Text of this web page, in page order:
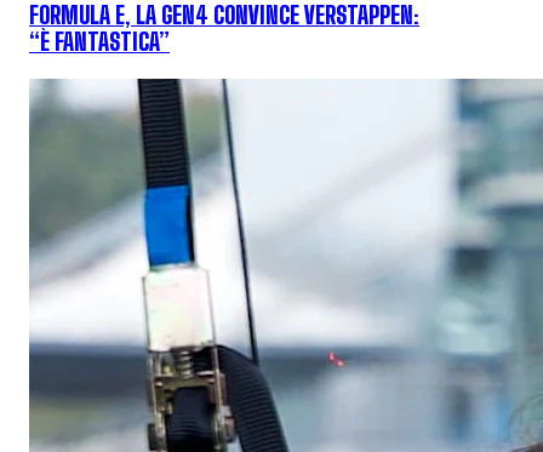
FORMULA E, LA GEN4 CONVINCE VERSTAPPEN:
“È FANTASTICA”